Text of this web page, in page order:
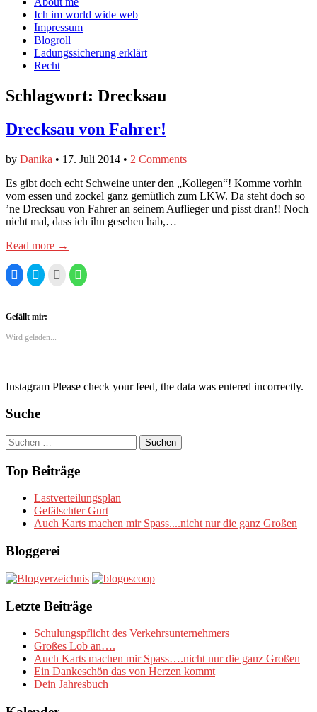
Facebook
anzeigen
anzeigen
anzeigen
Ich im world wide web
Impressum
Blogroll
Ladungssicherung erklärt
Recht
Schlagwort: Drecksau
Drecksau von Fahrer!
by Danika • 17. Juli 2014 • 2 Comments
Es gibt doch echt Schweine unter den „Kollegen“! Komme vorhin
vom essen und zockel ganz gemütlich zum LKW. Da steht doch so
’ne Drecksau von Fahrer an seinem Auflieger und pisst dran!! Noch
nicht mal, dass ich ihn gesehen hab,…
Read more →
Klick,
um
zu
teilen
(Wird
in
neuem
Klick,
um
zu
teilen
(Wird
in
neuem
Klick,
um
dies
Fenster
geöffnet)
Klicken,
um
Gefällt mir:
Wird geladen...
Instagram Please check your feed, the data was entered incorrectly.
Suche
Suchen
nach:
Top Beiträge
Lastverteilungsplan
Gefälschter Gurt
Auch Karts machen mir Spass....nicht nur die ganz Großen
Bloggerei
Letzte Beiträge
Schulungspflicht des Verkehrsunternehmers
Großes Lob an….
Auch Karts machen mir Spass….nicht nur die ganz Großen
Ein Dankeschön das von Herzen kommt
Dein Jahresbuch